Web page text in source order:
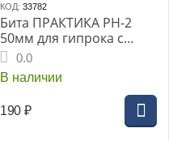
КОД: 33782
Бита ПРАКТИКА РH-2
50мм для гипрока с
ограничителем 2шт
блистер серия Профи
(776-539)
0.0
В наличии
190 ₽